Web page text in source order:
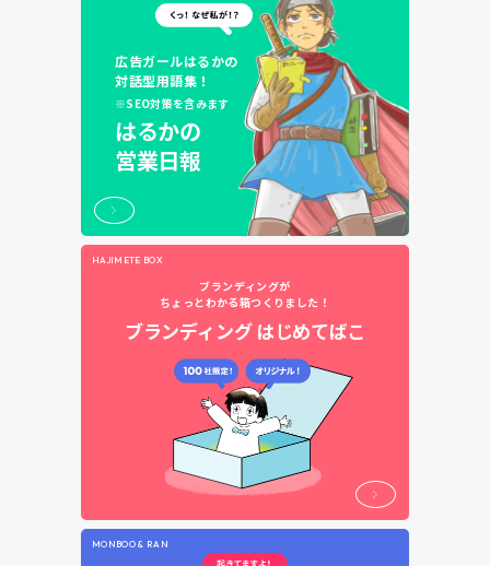
広告ガールはるかの
対話型用語集！
※SEO対策を含みます
はるかの
営業日報
HAJIMETE BOX
ブランディングが
ちょっとわかる箱つくりました！
ブランディング はじめてばこ
MONBOO & RAN